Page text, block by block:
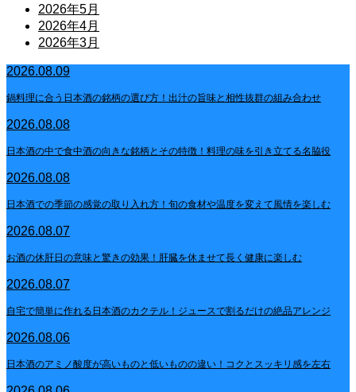
2026年5月
2026年4月
2026年3月
2026.08.09
鍋料理に合う日本酒の銘柄の選び方！出汁の旨味と相性抜群の組み合わせ
2026.08.08
日本酒の中で食中酒の向きな銘柄とその特徴！料理の味を引き立てる名脇役
2026.08.08
日本酒での季節の感覚の取り入れ方！旬の食材や温度を変えて風情を楽しむ
2026.08.07
お酒の休肝日の意味と驚きの効果！肝臓を休ませて長く健康に楽しむ
2026.08.07
自宅で簡単に作れる日本酒のカクテル！ジュースで割るだけの絶品アレンジ
2026.08.06
日本酒のアミノ酸度が高いものと低いものの違い！コクとスッキリ感を左右